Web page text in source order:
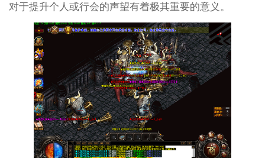
对于提升个人或行会的声望有着极其重要的意义。